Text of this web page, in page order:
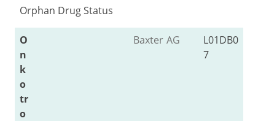
Orphan Drug Status
O
n
k
o
tr
o
Baxter AG
L01DB0
7